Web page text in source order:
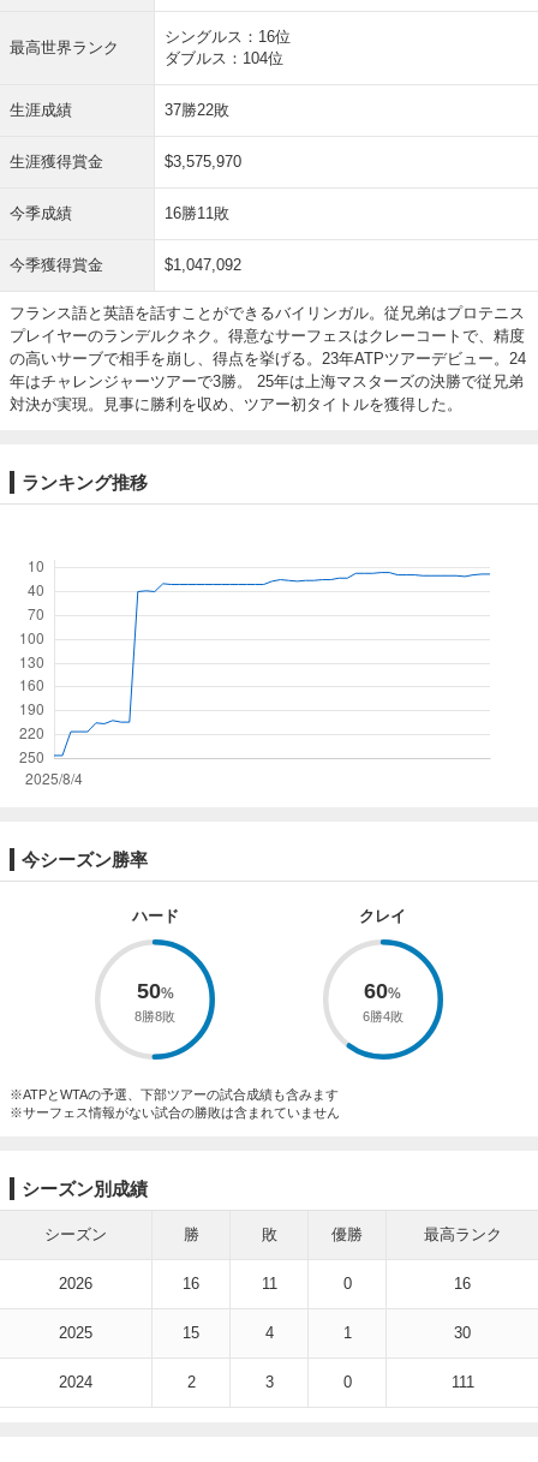
最高世界ランク
シングルス：16位
ダブルス：104位
生涯成績 37勝22敗
生涯獲得賞金 $3,575,970
今季成績 16勝11敗
今季獲得賞金 $1,047,092
フランス語と英語を話すことができるバイリンガル。従兄弟はプロテニス
プレイヤーのランデルクネク。得意なサーフェスはクレーコートで、精度
の高いサーブで相手を崩し、得点を挙げる。23年ATPツアーデビュー。24
年はチャレンジャーツアーで3勝。 25年は上海マスターズの決勝で従兄弟
対決が実現。見事に勝利を収め、ツアー初タイトルを獲得した。
ランキング推移
今シーズン勝率
ハード
50
8勝8敗
クレイ
60
6勝4敗
※ATPとWTAの予選、下部ツアーの試合成績も含みます
※サーフェス情報がない試合の勝敗は含まれていません
シーズン別成績
シーズン 勝 敗 優勝 最高ランク
2026 16 11 0 16
2025 15 4 1 30
2024 2 3 0 111